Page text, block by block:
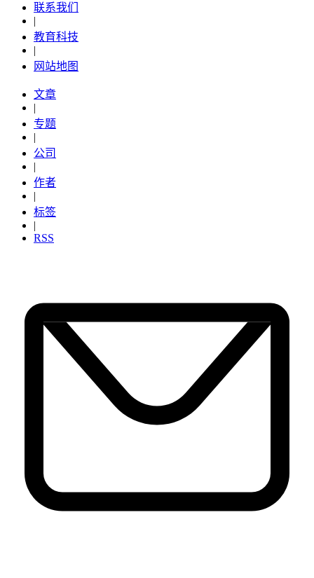
联系我们
|
教育科技
|
网站地图
文章
|
专题
|
公司
|
作者
|
标签
|
RSS